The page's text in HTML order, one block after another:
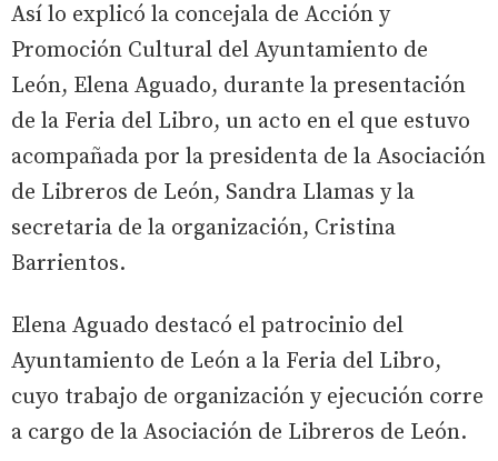
Así lo explicó la concejala de Acción y
Promoción Cultural del Ayuntamiento de
León, Elena Aguado, durante la presentación
de la Feria del Libro, un acto en el que estuvo
acompañada por la presidenta de la Asociación
de Libreros de León, Sandra Llamas y la
secretaria de la organización, Cristina
Barrientos.
Elena Aguado destacó el patrocinio del
Ayuntamiento de León a la Feria del Libro,
cuyo trabajo de organización y ejecución corre
a cargo de la Asociación de Libreros de León.